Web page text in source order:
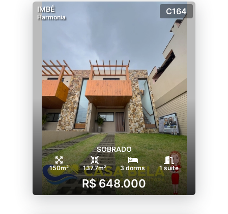
IMBÉ
Harmonia
C164
SOBRADO
150m² 137.7m² 3 dorms 1 suíte
R$ 648.000